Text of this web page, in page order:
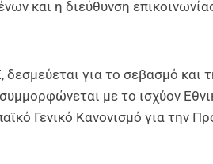
και η διεύθυνση
για το σεβασμό και
με το ισχύον
Γενικό Κανονισμό για την